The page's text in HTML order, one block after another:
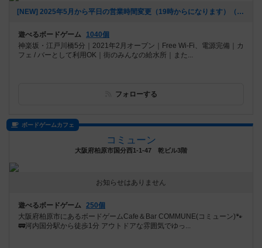
[NEW] 2025年5月から平日の営業時間変更（19時からになります）（2025年06月20日 16時25分）
遊べるボードゲーム
1040個
神楽坂・江戸川橋5分｜2021年2月オープン｜Free Wi-Fi、電源完備｜カ
フェ / バーとして利用OK｜街のみんなの給水所｜また...
フォローする
ボードゲームカフェ
コミューン
大阪府柏原市国分西1-1-47 乾ビル3階
お知らせはありません
遊べるボードゲーム 250個
大阪府柏原市にあるボードゲームCafe＆Bar COMMUNE(コミューン)🐾
🚃河内国分駅から徒歩1分 アウトドアな雰囲気でゆっ...